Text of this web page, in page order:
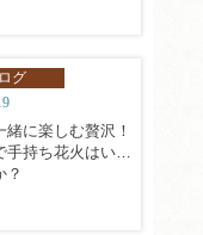
グ
緒に楽しむ贅沢！
手持ち花火はいか
？